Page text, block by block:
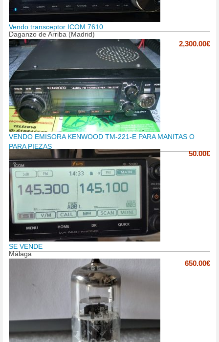
Vendo transceptor ICOM 7610
Daganzo de Arriba (Madrid)
2,300.00€
VENDO EMISORA KENWOOD TM-221-E PARA MANITAS O
PARA PIEZAS
50.00€
SE VENDE
Málaga
650.00€